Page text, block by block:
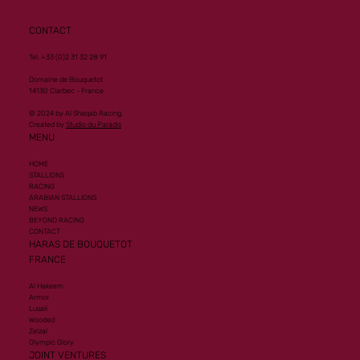
CONTACT
Tel. +33 (0)2 31 32 28 91
Domaine de Bouquetot
14130 Clarbec - France
© 2024 by Al Shaqab Racing.
Created by Studio du Paradis
MENU
HOME
STALLIONS
RACING
ARABIAN STALLIONS
NEWS
BEYOND RACING
CONTACT
HARAS DE BOUQUETOT
FRANCE
Al Hakeem
Armor
Lusail
Wooded
Zelzal
Olympic Glory
JOINT VENTURES